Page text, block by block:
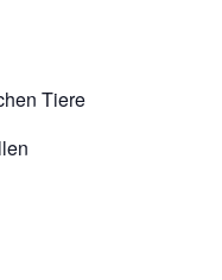
Tiere